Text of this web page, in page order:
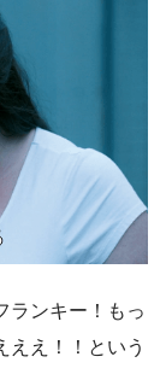
ランキー！もっ
ええ！！という